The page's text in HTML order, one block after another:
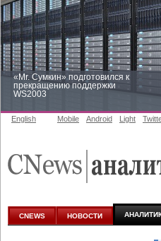
«Mr. Сумкин» подготовился к
прекращению поддержки
WS2003
аналитике
English Mobile Android Light
CNEWS НОВОСТИ